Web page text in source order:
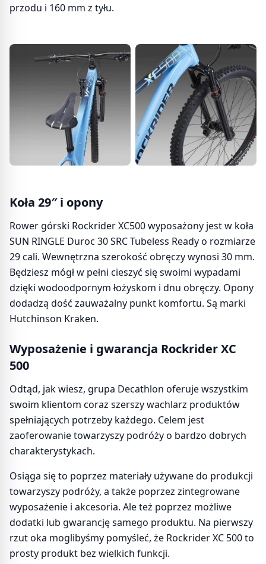
przodu i 160 mm z tyłu.
Koła 29″ i opony
Rower górski Rockrider XC500 wyposażony jest w koła
SUN RINGLE Duroc 30 SRC Tubeless Ready o rozmiarze
29 cali. Wewnętrzna szerokość obręczy wynosi 30 mm.
Będziesz mógł w pełni cieszyć się swoimi wypadami
dzięki wodoodpornym łożyskom i dnu obręczy. Opony
dodadzą dość zauważalny punkt komfortu. Są marki
Hutchinson Kraken.
Wyposażenie i gwarancja Rockrider XC
500
Odtąd, jak wiesz, grupa Decathlon oferuje wszystkim
swoim klientom coraz szerszy wachlarz produktów
spełniających potrzeby każdego. Celem jest
zaoferowanie towarzyszy podróży o bardzo dobrych
charakterystykach.
Osiąga się to poprzez materiały używane do produkcji
towarzyszy podróży, a także poprzez zintegrowane
wyposażenie i akcesoria. Ale też poprzez możliwe
dodatki lub gwarancję samego produktu. Na pierwszy
rzut oka moglibyśmy pomyśleć, że Rockrider XC 500 to
prosty produkt bez wielkich funkcji.